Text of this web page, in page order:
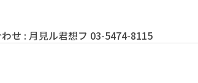
せ : 月見ル君想フ 03-5474-8115